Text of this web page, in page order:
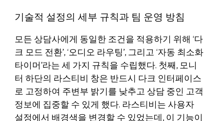
기술적 설정의 세부 규칙과 팀 운영 방침
모든 상담사에게 동일한 조건을 적용하기 위해 ‘다
크 모드 전환’, ‘오디오 라우팅’, 그리고 ‘자동 최소화
타이머’라는 세 가지 규칙을 수립했다. 첫째, 모니
터 하단의 라스티비 창은 반드시 다크 인터페이스
로 고정하여 주변부 밝기를 낮추고 상담 중인 고객
정보에 집중할 수 있게 했다. 라스티비는 사용자
설정에서 배경색을 변경할 수 있었는데, 이 기능이